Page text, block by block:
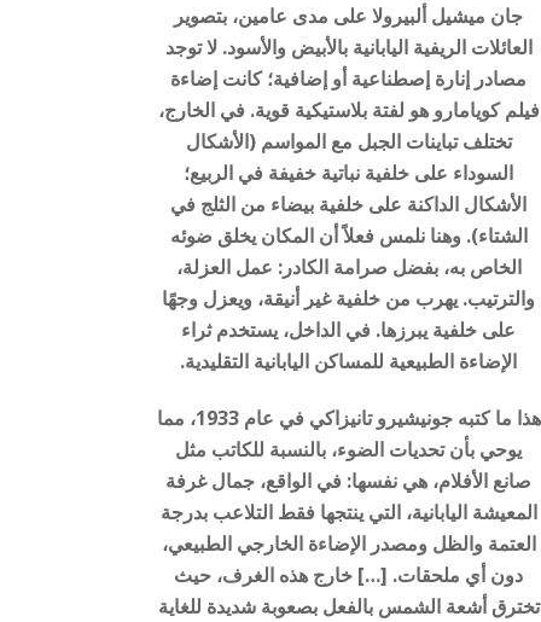
جان ميشيل ألبيرولا على مدى عامين، بتصوير
العائلات الريفية اليابانية بالأبيض والأسود. لا توجد
مصادر إنارة إصطناعية أو إضافية؛ كانت إضاءة
فيلم كويامارو هو لفتة بلاستيكية قوية. في الخارج،
تختلف تباينات الجبل مع المواسم (الأشكال
السوداء على خلفية نباتية خفيفة في الربيع؛
الأشكال الداكنة على خلفية بيضاء من الثلج في
الشتاء). وهنا نلمس فعلاً أن المكان يخلق ضوئه
الخاص به، بفضل صرامة الكادر: عمل العزلة،
والترتيب. يهرب من خلفية غير أنيقة، ويعزل وجهًا
على خلفية يبرزها. في الداخل، يستخدم ثراء
الإضاءة الطبيعية للمساكن اليابانية التقليدية.
هذا ما كتبه جونيشيرو تانيزاكي في عام 1933، مما
يوحي بأن تحديات الضوء، بالنسبة للكاتب مثل
صانع الأفلام، هي نفسها: في الواقع، جمال غرفة
المعيشة اليابانية، التي ينتجها فقط التلاعب بدرجة
العتمة والظل ومصدر الإضاءة الخارجي الطبيعي،
دون أي ملحقات. […] خارج هذه الغرف، حيث
تخترق أشعة الشمس بالفعل بصعوبة شديدة للغاية